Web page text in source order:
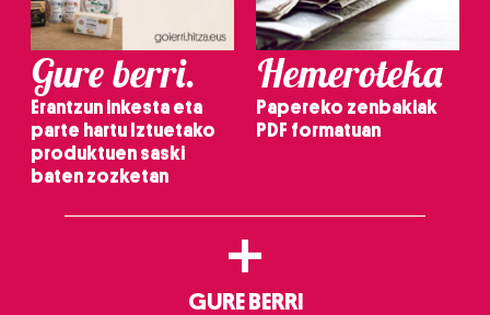
Gure berri.
Erantzun inkesta eta
parte hartu Iztuetako
produktuen saski
baten zozketan
Hemeroteka
Papereko zenbakiak
PDF formatuan
+
GURE BERRI